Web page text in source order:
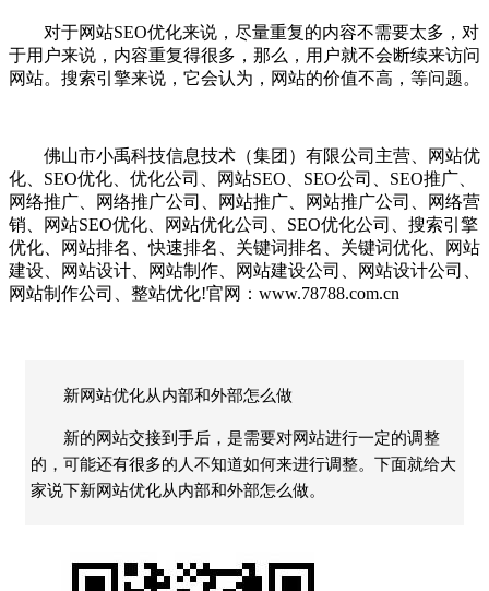
对于网站SEO优化来说，尽量重复的内容不需要太多，对
于用户来说，内容重复得很多，那么，用户就不会断续来访问
网站。搜索引擎来说，它会认为，网站的价值不高，等问题。
佛山市小禹科技信息技术（集团）有限公司主营、网站优
化、SEO优化、优化公司、网站SEO、SEO公司、SEO推广、
网络推广、网络推广公司、网站推广、网站推广公司、网络营
销、网站SEO优化、网站优化公司、SEO优化公司、搜索引擎
优化、网站排名、快速排名、关键词排名、关键词优化、网站
建设、网站设计、网站制作、网站建设公司、网站设计公司、
网站制作公司、整站优化!官网：www.78788.com.cn
新网站优化从内部和外部怎么做
新的网站交接到手后，是需要对网站进行一定的调整
的，可能还有很多的人不知道如何来进行调整。下面就给大
家说下新网站优化从内部和外部怎么做。